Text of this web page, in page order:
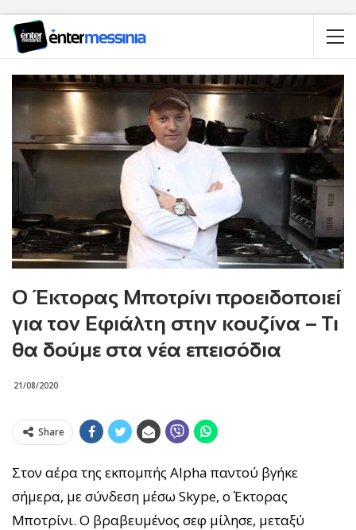
Ο Έκτορας Μποτρίνι προειδοποιεί
για τον Εφιάλτη στην κουζίνα – Τι
θα δούμε στα νέα επεισόδια
21/08/2020
Share
Στον αέρα της εκπομπής Alpha παντού βγήκε
σήμερα, με σύνδεση μέσω Skype, ο Έκτορας
Μποτρίνι. Ο βραβευμένος σεφ μίλησε, μεταξύ